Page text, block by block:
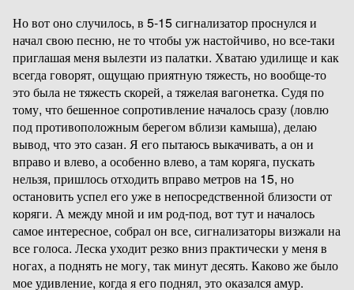
Но вот оно случилось, в 5-15 сигнализатор проснулся и
начал свою песню, не то чтобы уж настойчиво, но все-таки
приглашая меня вылезти из палатки. Хватаю удилище и как
всегда говорят, ощущаю приятную тяжесть, но вообще-то
это была не тяжесть скорей, а тяжелая вагонетка. Судя по
тому, что бешенное сопротивление началось сразу (ловлю
под противоположным берегом вблизи камыша), делаю
вывод, что это сазан. Я его пытаюсь выкачивать, а он и
вправо и влево, а особенно влево, а там коряга, пускать
нельзя, пришлось отходить вправо метров на 15, но
остановить успел его уже в непосредственной близости от
коряги. А между мной и им род-под, вот тут и началось
самое интересное, собрал он все, сигнализаторы визжали на
все голоса. Леска уходит резко вниз практически у меня в
ногах, а поднять не могу, так минут десять. Каково же было
мое удивление, когда я его поднял, это оказался амур.